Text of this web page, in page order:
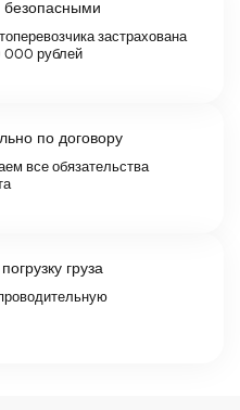
безопасными
застрахована
000 рублей
по договору
все обязательства
груза